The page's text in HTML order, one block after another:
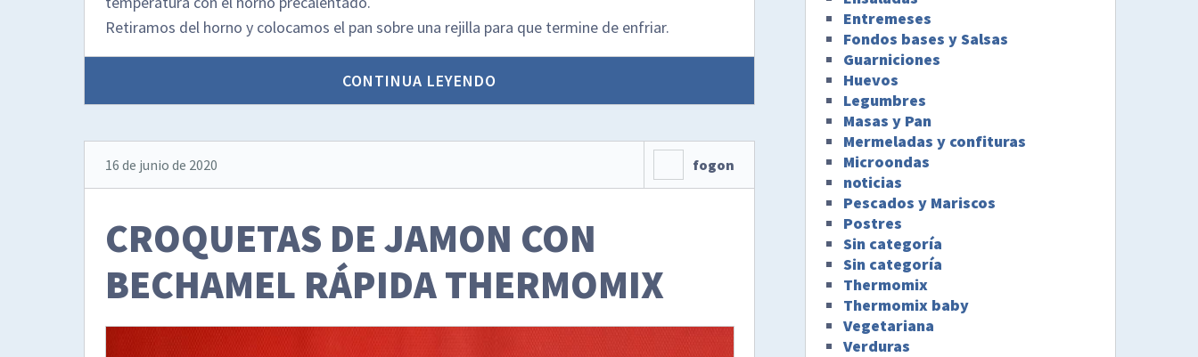
Retiramos del horno y colocamos el pan sobre una rejilla para que termine de enfriar.
CONTINUA LEYENDO
16 de junio de 2020 fogon
CROQUETAS DE JAMON CON
BECHAMEL RÁPIDA THERMOMIX
Entremeses
Fondos bases y Salsas
Guarniciones
Huevos
Legumbres
Masas y Pan
Mermeladas y confituras
Microondas
noticias
Pescados y Mariscos
Postres
Sin categoría
Sin categoría
Thermomix
Thermomix baby
Vegetariana
Verduras